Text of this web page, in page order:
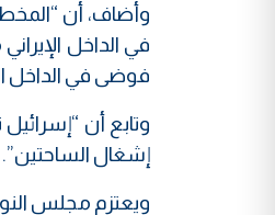
وأضاف، أن
في الداخل
فوضى في الداخل
وتابع أن
إشغال الساحتين”.
ويعتزم مجلس